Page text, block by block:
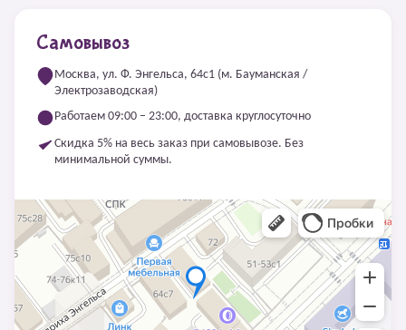
Самовывоз
Москва, ул. Ф. Энгельса, 64с1 (м. Бауманская /
Электрозаводская)
Работаем 09:00 – 23:00, доставка круглосуточно
Скидка 5% на весь заказ при самовывозе. Без
минимальной суммы.